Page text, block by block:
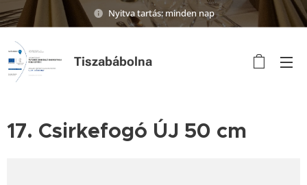
Nyitva tartás: minden nap
Tiszabábolna
17. Csirkefogó ÚJ 50 cm